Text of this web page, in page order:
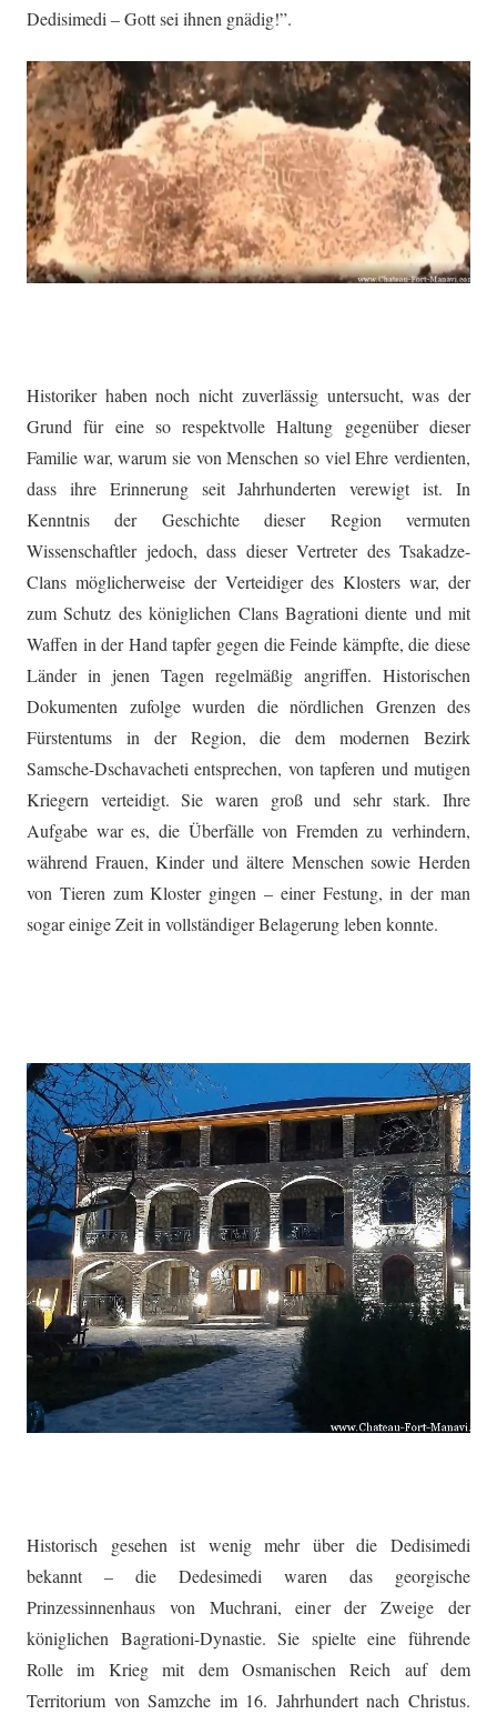
Dedisimedi – Gott sei ihnen gnädig!”.
Historiker haben noch nicht zuverlässig untersucht, was der
Grund für eine so respektvolle Haltung gegenüber dieser
Familie war, warum sie von Menschen so viel Ehre verdienten,
dass ihre Erinnerung seit Jahrhunderten verewigt ist. In
Kenntnis der Geschichte dieser Region vermuten
Wissenschaftler jedoch, dass dieser Vertreter des Tsakadze-
Clans möglicherweise der Verteidiger des Klosters war, der
zum Schutz des königlichen Clans Bagrationi diente und mit
Waffen in der Hand tapfer gegen die Feinde kämpfte, die diese
Länder in jenen Tagen regelmäßig angriffen. Historischen
Dokumenten zufolge wurden die nördlichen Grenzen des
Fürstentums in der Region, die dem modernen Bezirk
Samsche-Dschavacheti entsprechen, von tapferen und mutigen
Kriegern verteidigt. Sie waren groß und sehr stark. Ihre
Aufgabe war es, die Überfälle von Fremden zu verhindern,
während Frauen, Kinder und ältere Menschen sowie Herden
von Tieren zum Kloster gingen – einer Festung, in der man
sogar einige Zeit in vollständiger Belagerung leben konnte.
Historisch gesehen ist wenig mehr über die Dedisimedi
bekannt – die Dedesimedi waren das georgische
Prinzessinnenhaus von Muchrani, einer der Zweige der
königlichen Bagrationi-Dynastie. Sie spielte eine führende
Rolle im Krieg mit dem Osmanischen Reich auf dem
Territorium von Samzche im 16. Jahrhundert nach Christus.